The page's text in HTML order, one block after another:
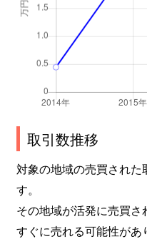
取引数推移
対象の地域の売買され
す。
その地域が活発に売買
すぐに売れる可能性が